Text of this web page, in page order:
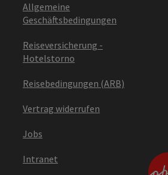
Allgemeine
Geschäftsbedingungen
Reiseversicherung -
Hotelstorno
Reisebedingungen (ARB)
Vertrag widerrufen
Jobs
Intranet